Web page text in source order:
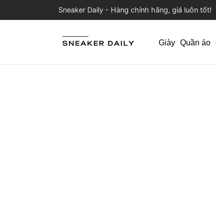
Sneaker Daily - Hàng chính hãng, giá luôn tốt!
Giày Quần áo